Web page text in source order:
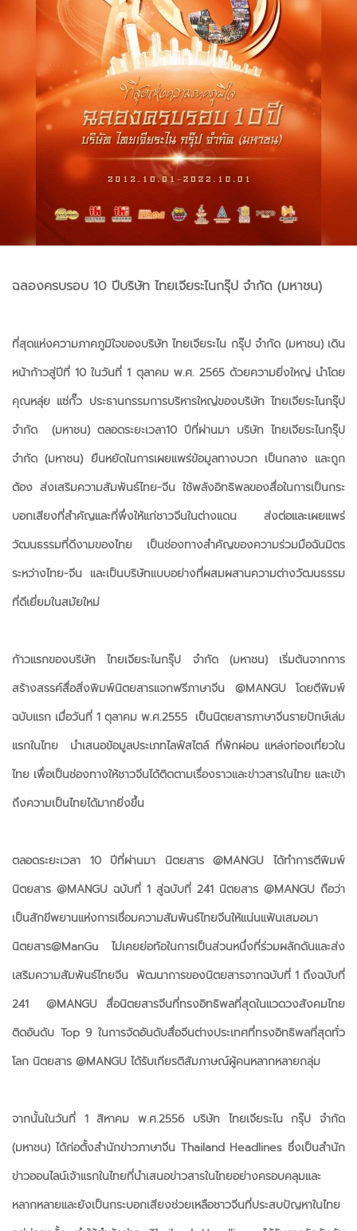
ฉลองครบรอบ 10 ปีบริษัท ไทยเจียระไนกรุ๊ป จำกัด (มหาชน)
ที่สุดแห่งความภาคภูมิใจของบริษัท ไทยเจียระไน กรุ๊ป จำกัด (มหาชน) เดิน
หน้าก้าวสู่ปีที่ 10 ในวันที่ 1 ตุลาคม พ.ศ. 2565 ด้วยความยิ่งใหญ่ นำโดย
คุณหลุ่ย แซ่กั๊ว ประธานกรรมการบริหารใหญ่ของบริษัท ไทยเจียระไนกรุ๊ป
จำกัด (มหาชน) ตลอดระยะเวลา10 ปีที่ผ่านมา บริษัท ไทยเจียระไนกรุ๊ป
จำกัด (มหาชน) ยืนหยัดในการเผยแพร่ข้อมูลทางบวก เป็นกลาง และถูก
ต้อง ส่งเสริมความสัมพันธ์ไทย-จีน ใช้พลังอิทธิพลของสื่อในการเป็นกระ
บอกเสียงที่สำคัญและที่พึ่งให้แก่ชาวจีนในต่างแดน ส่งต่อและเผยแพร่
วัฒนธรรมที่ดีงามของไทย เป็นช่องทางสำคัญของความร่วมมือฉันมิตร
ระหว่างไทย-จีน และเป็นบริษัทแบบอย่างที่ผสมผสานความต่างวัฒนธรรม
ที่ดีเยี่ยมในสมัยใหม่
ก้าวแรกของบริษัท ไทยเจียระไนกรุ๊ป จำกัด (มหาชน) เริ่มต้นจากการ
สร้างสรรค์สื่อสิ่งพิมพ์นิตยสารแจกฟรีภาษาจีน @MANGU โดยตีพิมพ์
ฉบับแรก เมื่อวันที่ 1 ตุลาคม พ.ศ.2555 เป็นนิตยสารภาษาจีนรายปักษ์เล่ม
แรกในไทย นำเสนอข้อมูลประเภทไลฟ์สไตล์ ที่พักผ่อน แหล่งท่องเที่ยวใน
ไทย เพื่อเป็นช่องทางให้ชาวจีนได้ติดตามเรื่องราวและข่าวสารในไทย และเข้า
ถึงความเป็นไทยได้มากยิ่งขึ้น
ตลอดระยะเวลา 10 ปีที่ผ่านมา นิตยสาร @MANGU ได้ทำการตีพิมพ์
นิตยสาร @MANGU ฉบับที่ 1 สู่ฉบับที่ 241 นิตยสาร @MANGU ถือว่า
เป็นสักขีพยานแห่งการเชื่อมความสัมพันธ์ไทยจีนให้แน่นแฟ้นเสมอมา
นิตยสาร@ManGu ไม่เคยย่อท้อในการเป็นส่วนหนึ่งที่ร่วมผลักดันและส่ง
เสริมความสัมพันธ์ไทยจีน พัฒนาการของนิตยสารจากฉบับที่ 1 ถึงฉบับที่
241 @MANGU สื่อนิตยสารจีนที่ทรงอิทธิพลที่สุดในแวดวงสังคมไทย
ติดอันดับ Top 9 ในการจัดอันดับสื่อจีนต่างประเทศที่ทรงอิทธิพลที่สุดทั่ว
โลก นิตยสาร @MANGU ได้รับเกียรติสัมภาษณ์ผู้คนหลากหลายกลุ่ม
จากนั้นในวันที่ 1 สิหาคม พ.ศ.2556 บริษัท ไทยเจียระไน กรุ๊ป จำกัด
(มหาชน) ได้ก่อตั้งสำนักข่าวภาษาจีน Thailand Headlines ซึ่งเป็นสำนัก
ข่าวออนไลน์เจ้าแรกในไทยที่นำเสนอข่าวสารในไทยอย่างครอบคลุมและ
หลากหลายและยังเป็นกระบอกเสียงช่วยเหลือชาวจีนที่ประสบปัญหาในไทย